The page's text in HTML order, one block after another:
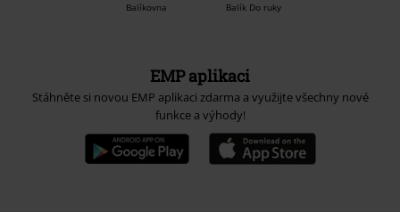
Balíkovna Balík Do ruky
EMP aplikaci
Stáhněte si novou EMP aplikaci zdarma a využijte všechny nové
funkce a výhody!